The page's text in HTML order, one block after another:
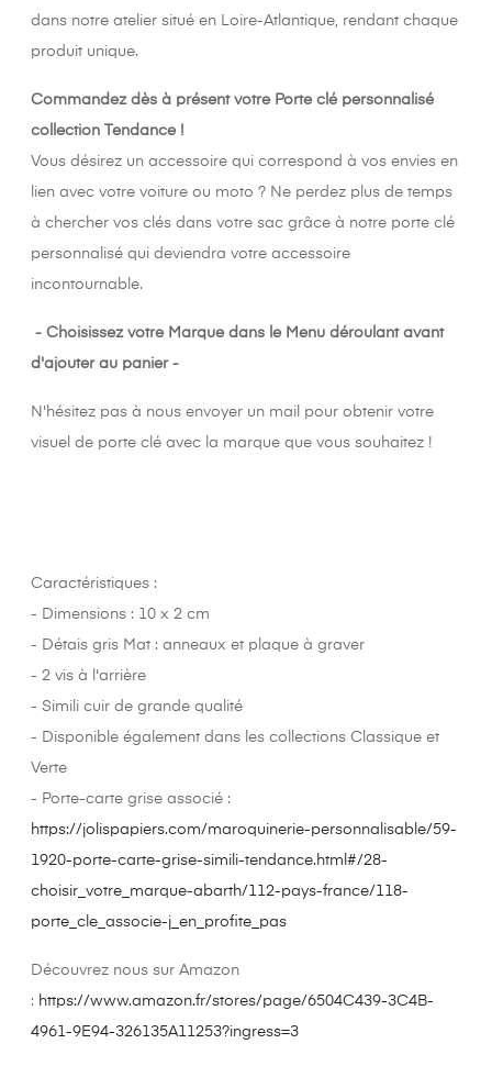
dans notre atelier situé en Loire-Atlantique, rendant chaque
produit unique.
Commandez dès à présent votre Porte clé personnalisé
collection Tendance !
Vous désirez un accessoire qui correspond à vos envies en
lien avec votre voiture ou moto ? Ne perdez plus de temps
à chercher vos clés dans votre sac grâce à notre porte clé
personnalisé qui deviendra votre accessoire
incontournable.
- Choisissez votre Marque dans le Menu déroulant avant
d'ajouter au panier -
N'hésitez pas à nous envoyer un mail pour obtenir votre
visuel de porte clé avec la marque que vous souhaitez !
Caractéristiques :
- Dimensions : 10 x 2 cm
- Détais gris Mat : anneaux et plaque à graver
- 2 vis à l'arrière
- Simili cuir de grande qualité
- Disponible également dans les collections Classique et
Verte
- Porte-carte grise associé :
https://jolispapiers.com/maroquinerie-personnalisable/59-
1920-porte-carte-grise-simili-tendance.html#/28-
choisir_votre_marque-abarth/112-pays-france/118-
porte_cle_associe-j_en_profite_pas
Découvrez nous sur Amazon
: https://www.amazon.fr/stores/page/6504C439-3C4B-
4961-9E94-326135A11253?ingress=3